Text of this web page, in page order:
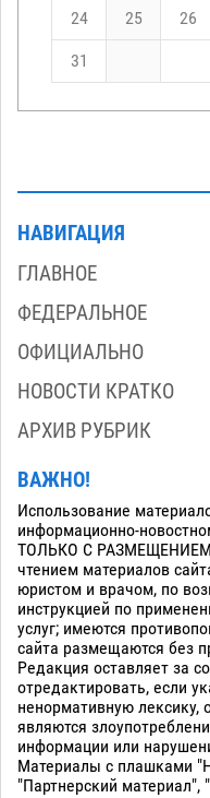
24 25 26
31
НАВИГАЦИЯ
ГЛАВНОЕ
ФЕДЕРАЛЬНОЕ
ОФИЦИАЛЬНО
НОВОСТИ КРАТКО
АРХИВ РУБРИК
ВАЖНО!
Использование
информационно-
ТОЛЬКО С
чтением материалов
юристом и врачом, по
инструкцией по
услуг; имеются
сайта размещаются без
Редакция оставляет за
отредактировать, если
ненормативную лексику,
являются
информации или
Материалы с плашками
"Партнерский материал",